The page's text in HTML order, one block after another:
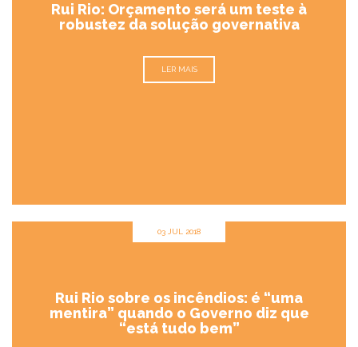
Rui Rio: Orçamento será um teste à
robustez da solução governativa
LER MAIS
03 JUL 2018
Rui Rio sobre os incêndios: é “uma
mentira” quando o Governo diz que
“está tudo bem”